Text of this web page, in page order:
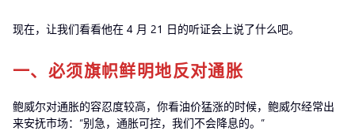
现在，让我们看看他在 4 月 21 日的听证会上说了什么吧。
一、 必须旗帜鲜明地反对通胀
鲍威尔对通胀的容忍度较高，你看油价猛涨的时候，鲍威尔经常出
来安抚市场：“别急，通胀可控，我们不会降息的。”